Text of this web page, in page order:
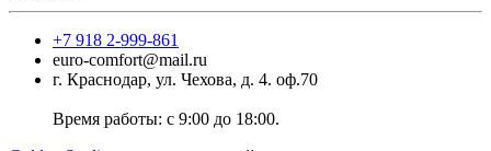
+7 918 2-999-861
euro-comfort@mail.ru
г. Краснодар, ул. Чехова, д. 4. оф.70
Время работы: с 9:00 до 18:00.